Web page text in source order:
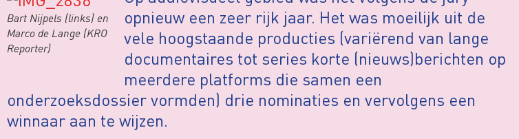
Bart Nijpels (links) en
Marco de Lange (KRO
Reporter)
opnieuw een zeer rijk jaar. Het was moeilijk uit de
vele hoogstaande producties (variërend van lange
documentaires tot series korte (nieuws)berichten op
meerdere platforms die samen een
onderzoeksdossier vormden) drie nominaties en vervolgens een
winnaar aan te wijzen.